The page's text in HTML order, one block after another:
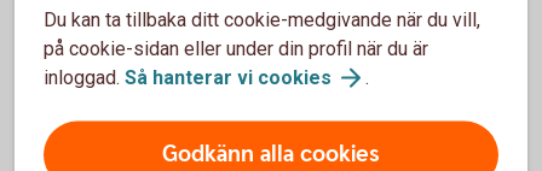
Betala med e-faktura
Girobetalning Kuverttjänst
Du kan ta tillbaka ditt cookie-medgivande när du vill,
på cookie-sidan eller under din profil när du är
inloggad. Så hanterar vi cookies .
Godkänn alla cookies